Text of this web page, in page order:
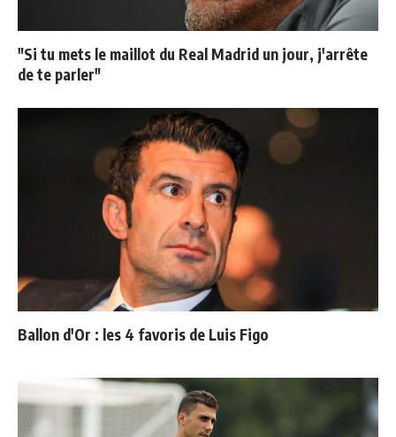
"Si tu mets le maillot du Real Madrid un jour, j'arrête
de te parler"
Ballon d'Or : les 4 favoris de Luis Figo